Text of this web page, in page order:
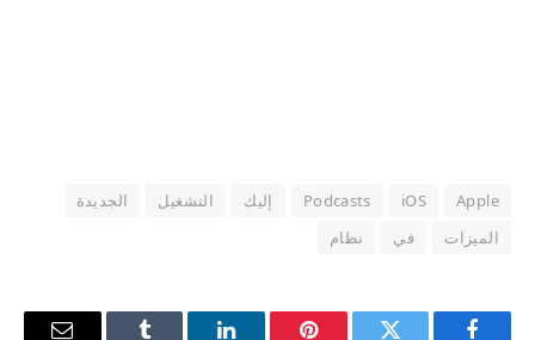
Apple
iOS
Podcasts إليك التشغيل
الجديدة
الميزات
في نظام